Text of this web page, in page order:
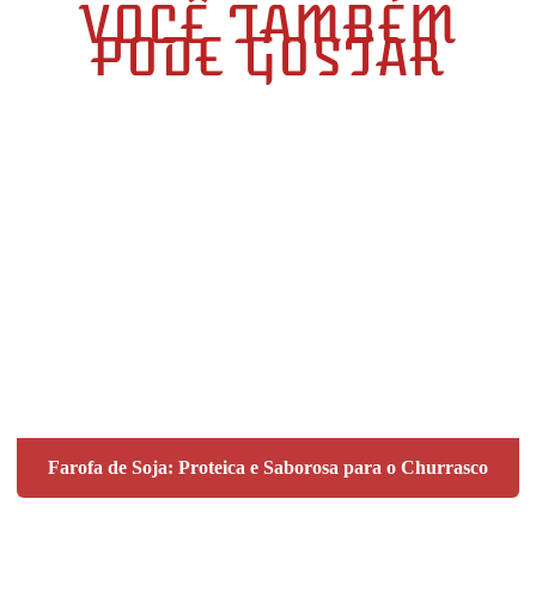
VOCÊ TAMBÉM
PODE GOSTAR
Farofa de Soja: Proteica e Saborosa para o Churrasco